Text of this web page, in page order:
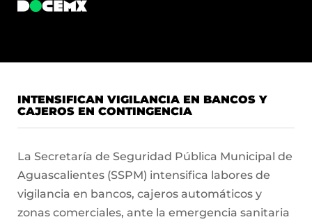
INTENSIFICAN VIGILANCIA EN BANCOS Y
CAJEROS EN CONTINGENCIA
La Secretaría de Seguridad Pública Municipal de
Aguascalientes (SSPM) intensifica labores de
vigilancia en bancos, cajeros automáticos y
zonas comerciales, ante la emergencia sanitaria